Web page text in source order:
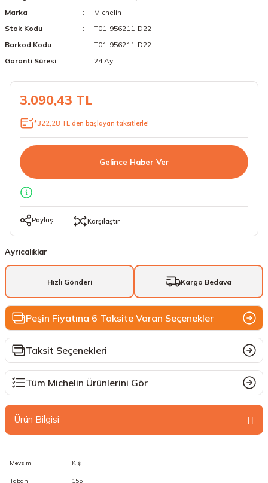
19 Lastikler
20 Lastikler
23 Lastikler
Marka
Michelin
Stok Kodu
T01-956211-D22
Barkod Kodu
T01-956211-D22
Garanti Süresi
24 Ay
3.090,43 TL
*322,28 TL den başlayan taksitlerle!
Gelince Haber Ver
Paylaş Karşılaştır
Ayrıcalıklar
Hızlı Gönderi Kargo Bedava
Peşin Fiyatına 6 Taksite Varan Seçenekler
Taksit Seçenekleri
Tüm Michelin Ürünlerini Gör
Ürün Bilgisi
Mevsim : Kış
Taban
: 155